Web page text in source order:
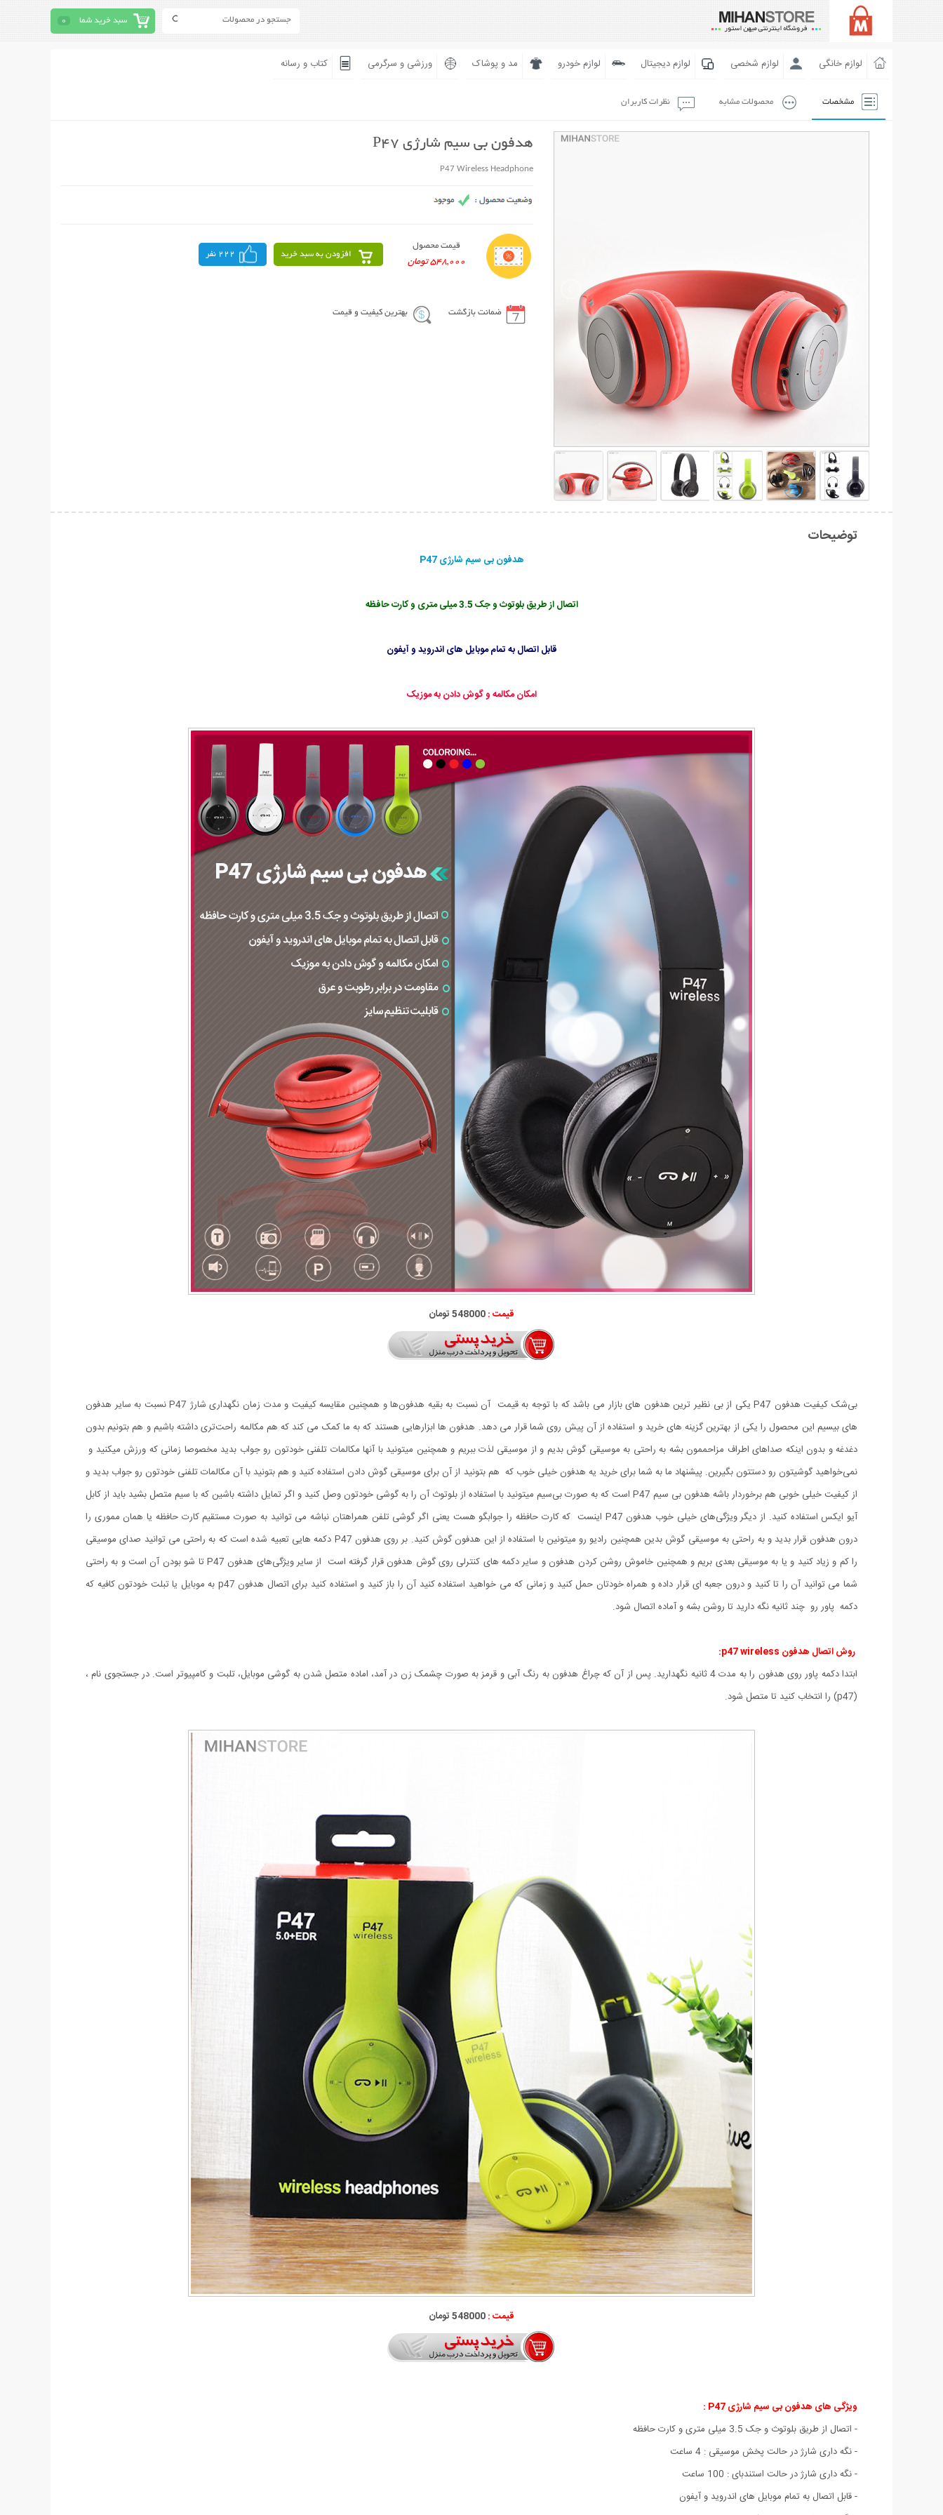
سبد خرید شما 0
لوازم خانگی لوازم شخصی لوازم دیجیتال لوازم خودرو مد و پوشاک ورزشی و سرگرمی کتاب و رسانه
مشخصات محصولات مشابه نظرات کاربران
هدفون بی سیم شارژی P47
P47 Wireless Headphone
قیمت محصول
548,000 تومان
افزودن به سبد خرید 222 نفر
ضمانت بازگشت بهترین کیفیت و قیمت
توضیحات
هدفون بی سیم شارژی P47
اتصال از طریق بلوتوث و جک 3.5 میلی متری و کارت حافظه
قابل اتصال به تمام موبایل های اندروید و آیفون
امکان مکالمه و گوش دادن به موزیک
قیمت :548000 تومان
بی‌شک کیفیت هدفون P47 یکی از بی نظیر ترین هدفون های بازار می باشد که با توجه به قیمت آن نسبت به بقیه هدفون‌ها و همچنین مقایسه کیفیت و مدت زمان نگهداری شارژ P47 نسبت به سایر هدفون
های بیسیم این محصول را یکی از بهترین گزینه های خرید و استفاده از آن پیش روی شما قرار می دهد. هدفون ها ابزارهایی هستند که به ما کمک می کند که هم مکالمه راحت‌تری داشته باشیم و هم بتونیم بدون
دغدغه و بدون اینکه صداهای اطراف مزاحممون بشه به راحتی به موسیقی گوش بدیم و از موسیقی لذت ببریم و همچنین میتونید با آنها مکالمات تلفنی خودتون رو جواب بدید مخصوصا زمانی که ورزش میکنید و
نمی‌خواهید گوشیتون رو دستتون بگیرین. پیشنهاد ما به شما برای خرید یه هدفون خیلی خوب که هم بتونید از آن برای موسیقی گوش دادن استفاده کنید و هم بتونید با آن مکالمات تلفنی خودتون رو جواب بدید و
از کیفیت خیلی خوبی هم برخوردار باشه هدفون بی سیم P47 است که به صورت بی‌سیم میتونید با استفاده از بلوتوث آن را به گوشی خودتون وصل کنید و اگر تمایل داشته باشین که با سیم متصل بشید باید از کابل
آیو ایکس استفاده کنید. از دیگر ویژگی‌های خیلی خوب هدفون P47 اینست که کارت حافظه را جوابگو هست یعنی اگر گوشی تلفن همراهتان نباشه می توانید به صورت مستقیم کارت حافظه یا همان مموری را
درون هدفون قرار بدید و به راحتی به موسیقی گوش بدین همچنین رادیو رو میتونین با استفاده از این هدفون گوش کنید. بر روی هدفون P47 دکمه هایی تعبیه شده است که به راحتی می توانید صدای موسیقی
را کم و زیاد کنید و یا به موسیقی بعدی بریم و همچنین خاموش روشن کردن هدفون و سایر دکمه های کنترلی روی گوش هدفون قرار گرفته است از سایر ویژگی‌های هدفون P47 تا شو بودن آن است و به راحتی
شما می توانید آن را تا کنید و درون جعبه ای قرار داده و همراه خودتان حمل کنید و زمانی که می خواهید استفاده کنید آن را باز کنید و استفاده کنید برای اتصال هدفون p47 به موبایل یا تبلت خودتون کافیه که
دکمه پاور رو چند ثانیه نگه دارید تا روشن بشه و آماده اتصال شود.
روش اتصال هدفون p47 wireless:
ابتدا دکمه پاور روی هدفون را به مدت 4 ثانیه نگهدارید. پس از آن که چراغ هدفون به رنگ آبی و قرمز به صورت چشمک زن در آمد، اماده متصل شدن به گوشی موبایل، تلبت و کامپیوتر است. در جستجوی نام ،
(p47) را انتخاب کنید تا متصل شود.
قیمت :548000 تومان
ویژگی های هدفون بی سیم شارژی P47 :
- اتصال از طریق بلوتوث و جک 3.5 میلی متری و کارت حافظه
- نگه داری شارژ در حالت پخش موسیقی : 4 ساعت
- نگه داری شارژ در حالت استندبای : 100 ساعت
- قابل اتصال به تمام موبایل های اندروید و آیفون